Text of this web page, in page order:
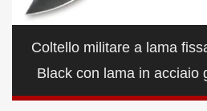
Coltello militare a lama
Black con lama in acciaio